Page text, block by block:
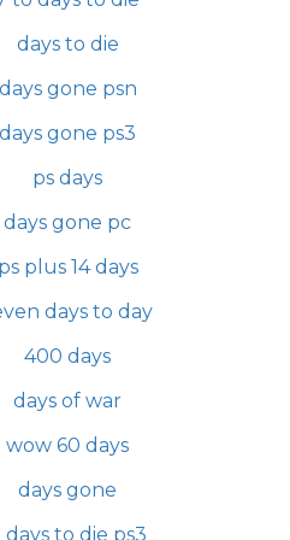
days to die
days gone psn
days gone ps3
ps days
days gone pc
ps plus 14 days
days to day
400 days
days of war
wow 60 days
days gone
days to die ps3